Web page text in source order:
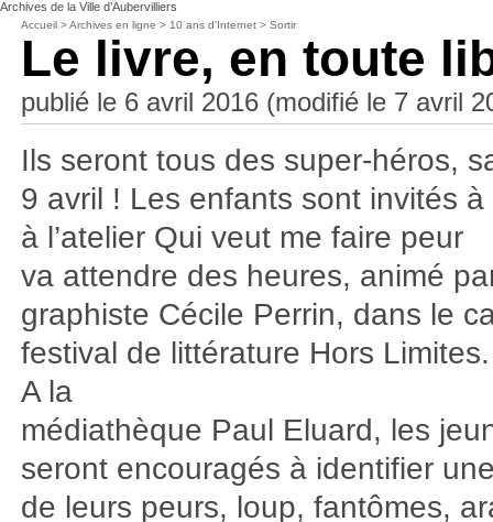
Archives de la Ville d’Aubervilliers
Accueil >Archives en ligne > 10 ans d’Internet >Sortir
Le livre, en toute
publié le 6 avril 2016 (modifié le 7 avril
Ils seront tous des super-héros,
9 avril ! Les enfants sont invités à
à l’atelier Qui veut me faire peur
va attendre des heures, animé
graphiste Cécile Perrin, dans le
festival de littérature Hors Limites.
A la
médiathèque Paul Eluard, les
seront encouragés à identifier
de leurs peurs, loup, fantômes,